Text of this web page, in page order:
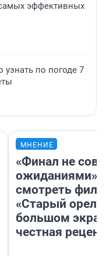
эффективных
по погоде 7
МНЕНИЕ
«Финал не
ожиданиями»:
смотреть
«Старый орел»
большом
честная